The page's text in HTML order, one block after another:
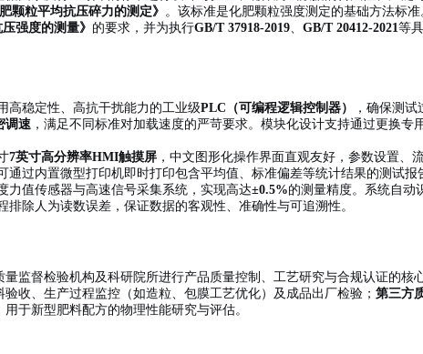
颗粒平均抗压碎力的测定》 。该标准是化肥颗粒强度测定的基础方法标
强度的测量》 的要求，并为执行GB/T 37918-2019、 GB/T 20412-2021等
高稳定性、高抗干扰能力的工业级PLC（可编程逻辑控制器） ，确保测
调速 ，满足不同标准对加载速度的严苛要求。模块化设计支持通过更换
7英寸高分辨率HMI触摸屏 ，中文图形化操作界面直观友好，参数设置、
通过内置微型打印机即时打印包含平均值、标准偏差等统计结果的测试报
力值传感器与高速信号采集系统，实现高达±0.5%的测量精度。系统自动
排除人为读数误差，保证数据的客观性、准确性与可追溯性。
监督检验机构及科研院所进行产品质量控制、工艺研究与合规认证的核
验收、生产过程监控（如造粒、包膜工艺优化）及成品出厂检验； 第三方
用于新型肥料配方的物理性能研究与评估。